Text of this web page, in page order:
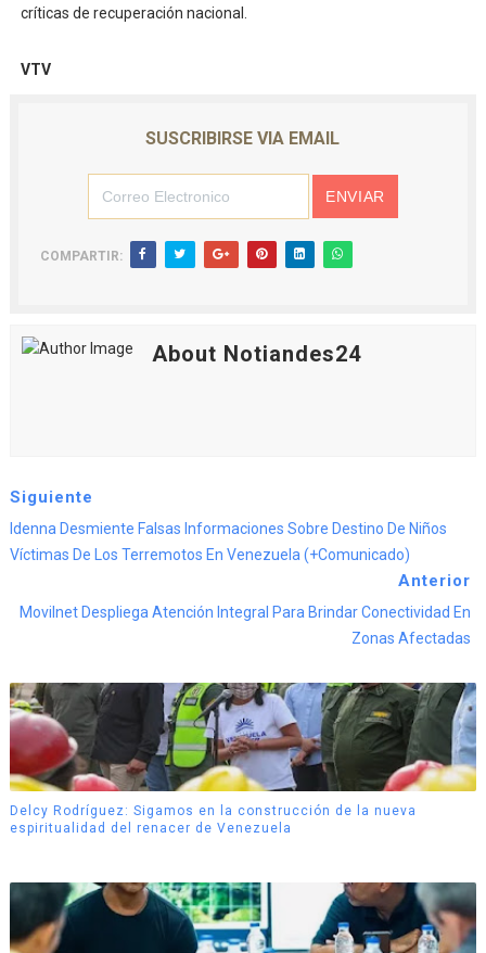
críticas de recuperación nacional.
VTV
SUSCRIBIRSE VIA EMAIL
COMPARTIR:
About Notiandes24
Siguiente
Idenna Desmiente Falsas Informaciones Sobre Destino De Niños
Víctimas De Los Terremotos En Venezuela (+Comunicado)
Anterior
Movilnet Despliega Atención Integral Para Brindar Conectividad En
Zonas Afectadas
Delcy Rodríguez: Sigamos en la construcción de la nueva
espiritualidad del renacer de Venezuela